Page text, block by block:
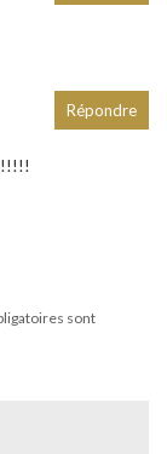
Répondre
sont